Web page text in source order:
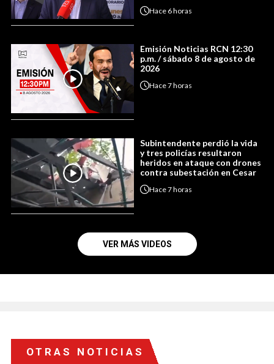
Hace 6 horas
Emisión Noticias RCN 12:30
p.m. / sábado 8 de agosto de
2026
Hace7 horas
Subintendente perdió la vida
y tres policías resultaron
heridos en ataque con drones
contra subestación en Cesar
Hace7 horas
VER MÁS VIDEOS
OTRAS NOTICIAS